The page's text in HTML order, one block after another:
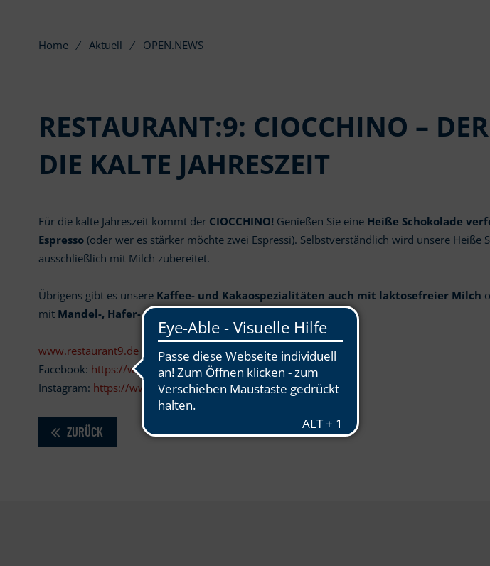
Home Aktuell OPEN.NEWS
RESTAURANT:9: CIOCCHINO –
DIE KALTE JAHRESZEIT
Für die kalte Jahreszeit kommt der CIOCCHINO! Genießen Sie eine Heiße Schokolade
Espresso(oder wer es stärker möchte zwei Espressi). Selbstverständlich wird unsere Heiße
ausschließlich mit Milch zubereitet.
Übrigens gibt es unsere Kaffee- und Kakaospezialitäten auch mit laktosefreier Milch
mit Mandel-, Hafer- oder Sojamilch!
www.restaurant9.de
Facebook: https://www.facebook.com/restaurant9eichenried
Instagram: https://www.instagram.com/restaurant9eichenried/
ZURÜCK